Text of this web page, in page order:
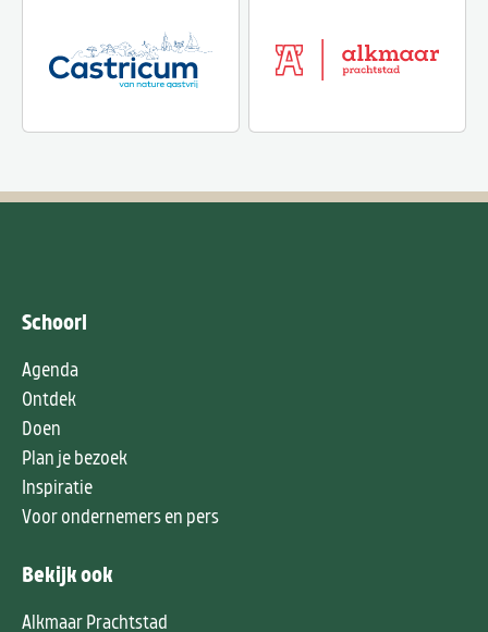
Schoorl
Agenda
Ontdek
Doen
Plan je bezoek
Inspiratie
Voor ondernemers en pers
Bekijk ook
Alkmaar Prachtstad